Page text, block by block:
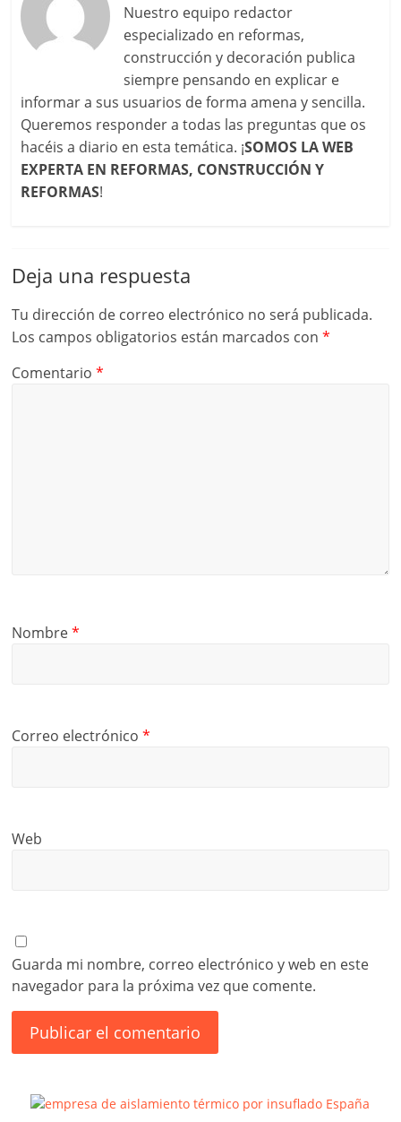
Nuestro equipo redactor
especializado en reformas,
construcción y decoración publica
siempre pensando en explicar e
informar a sus usuarios de forma amena y sencilla.
Queremos responder a todas las preguntas que os
hacéis a diario en esta temática. ¡SOMOS LA WEB
EXPERTA EN REFORMAS, CONSTRUCCIÓN Y
REFORMAS!
Deja una respuesta
Tu dirección de correo electrónico no será publicada.
Los campos obligatorios están marcados con*
Comentario*
Nombre*
Correo electrónico*
Web
Guarda mi nombre, correo electrónico y web en este
navegador para la próxima vez que comente.